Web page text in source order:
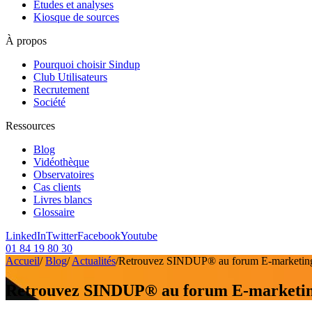
Etudes et analyses
Kiosque de sources
À propos
Pourquoi choisir Sindup
Club Utilisateurs
Recrutement
Société
Ressources
Blog
Vidéothèque
Observatoires
Cas clients
Livres blancs
Glossaire
LinkedInTwitterFacebookYoutube
01 84 19 80 30
Accueil/ Blog/ Actualités/Retrouvez SINDUP® au forum E-
Retrouvez SINDUP® au forum E-